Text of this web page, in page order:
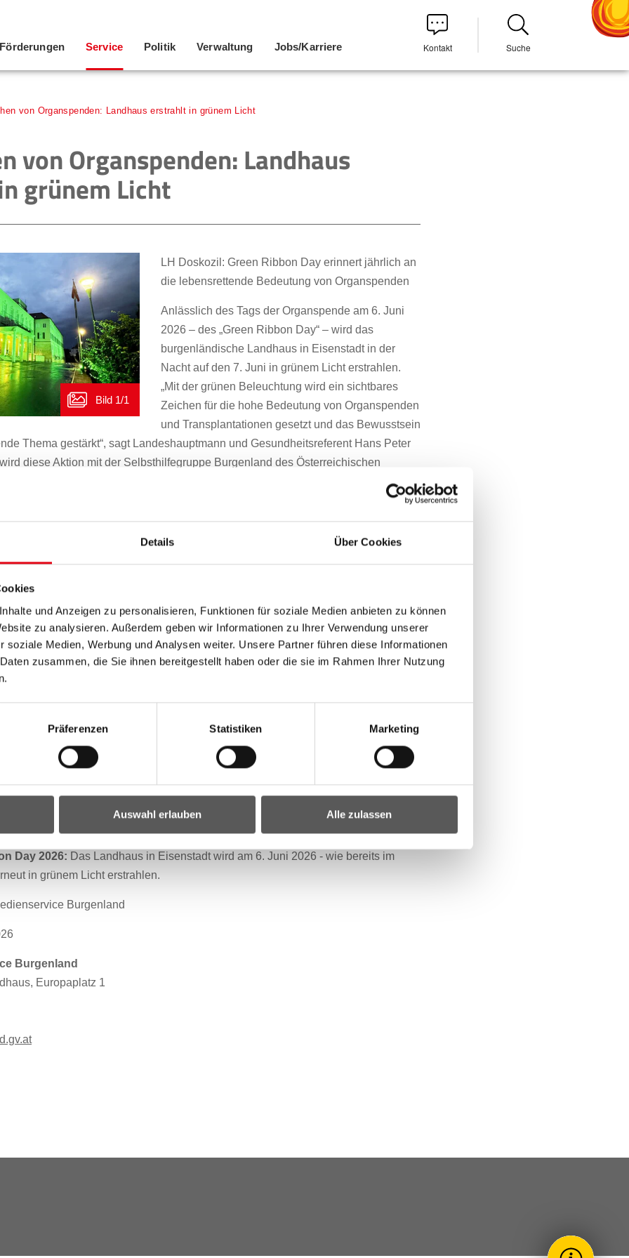
Details Über Cookies
und Anzeigen zu personalisieren, Funktionen für soziale Medien anbieten zu können
zu analysieren. Außerdem geben wir Informationen zu Ihrer Verwendung unserer
soziale Medien, Werbung und Analysen weiter. Unsere Partner führen diese Informationen
zusammen, die Sie ihnen bereitgestellt haben oder die sie im Rahmen Ihrer Nutzung
Präferenzen Statistiken Marketing
Auswahl erlauben Alle zulassen
Förderungen Service Politik Verwaltung Jobs/Karriere Kontakt Suche
von Organspenden: Landhaus erstrahlt in grünem Licht
von Organspenden: Landhaus
grünem Licht
LH Doskozil: Green Ribbon Day erinnert jährlich an
die lebensrettende Bedeutung von Organspenden
Anlässlich des Tags der Organspende am 6. Juni
2026 – des „Green Ribbon Day“ – wird das
burgenländische Landhaus in Eisenstadt in der
Nacht auf den 7. Juni in grünem Licht erstrahlen.
„Mit der grünen Beleuchtung wird ein sichtbares
Zeichen für die hohe Bedeutung von Organspenden
und Transplantationen gesetzt und das Bewusstsein
Thema gestärkt“, sagt Landeshauptmann und Gesundheitsreferent Hans Peter
diese Aktion mit der Selbsthilfegruppe Burgenland des Österreichischen
Lungentransplantierten. Die Aktion findet in diesem Jahr zum zweiten Mal statt.
Personen. „Der Verband der Herz- und Lungentransplantierten und die
wichtige Ergänzungen zum institutionalisierten Gesundheitssystem. Sie bieten
Austausch, Information und Unterstützung. Außerdem sind sie unerlässlich
zu diesem sensiblen Thema und für die Vernetzung mit Institutionen des
unterstützen wir seitens des Landes gerne“, so Landeshauptmann Hans
der Selbsthilfegruppen wie jenen der Herz- und
geleistet, und zusätzlich stehen den Mitgliedern Informationen von
zur Verfügung.
www.hlutx.at
Day 2026: Das Landhaus in Eisenstadt wird am 6. Juni 2026 - wie bereits im
in grünem Licht erstrahlen.
Burgenland
Burgenland
Europaplatz 1